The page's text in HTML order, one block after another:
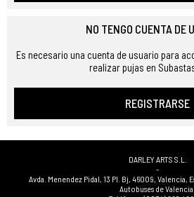
NO TENGO CUENTA DE
Es necesario una cuenta de usuario para
realizar pujas en
REGISTRARSE
DARLEY ARTS S.L.
-
Avda. Menendez Pidal, 13 Pl. Bj, 46009, Valencia,
Autobuses de